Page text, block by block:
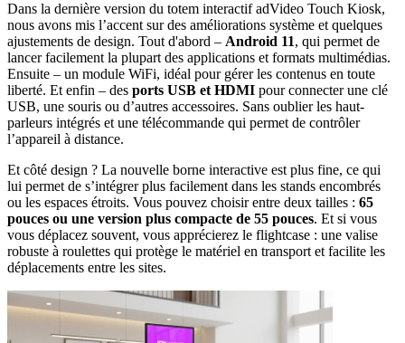
Dans la dernière version du totem interactif adVideo Touch Kiosk,
nous avons mis l’accent sur des améliorations système et quelques
ajustements de design. Tout d'abord – Android 11, qui permet de
lancer facilement la plupart des applications et formats multimédias.
Ensuite – un module WiFi, idéal pour gérer les contenus en toute
liberté. Et enfin – des ports USB et HDMI pour connecter une clé
USB, une souris ou d’autres accessoires. Sans oublier les haut-
parleurs intégrés et une télécommande qui permet de contrôler
l’appareil à distance.
Et côté design ? La nouvelle borne interactive est plus fine, ce qui
lui permet de s’intégrer plus facilement dans les stands encombrés
ou les espaces étroits. Vous pouvez choisir entre deux tailles : 65
pouces ou une version plus compacte de 55 pouces. Et si vous
vous déplacez souvent, vous apprécierez le flightcase : une valise
robuste à roulettes qui protège le matériel en transport et facilite les
déplacements entre les sites.